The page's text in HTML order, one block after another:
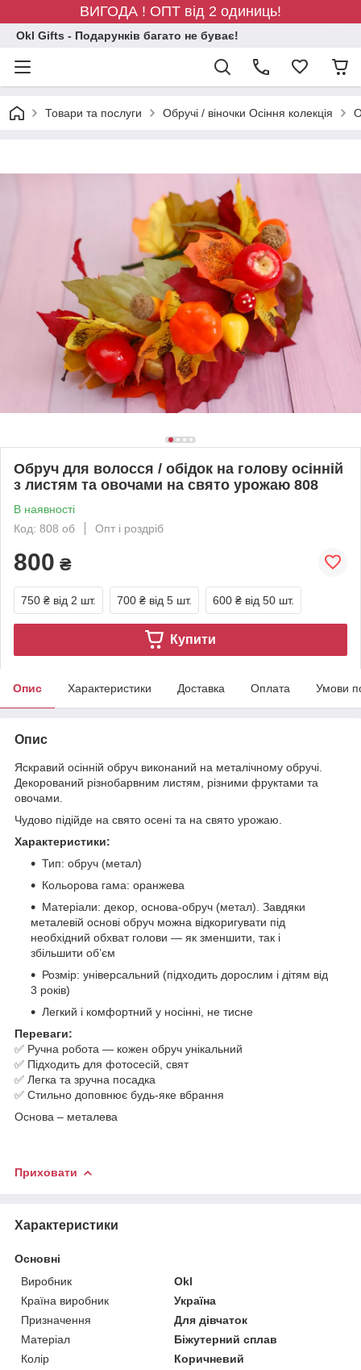
ВИГОДА ! ОПТ від 2 одиниць!
Okl Gifts - Подарунків багато не буває!
Товари та послуги Обручі / віночки Осіння колекція
Обруч для волосся / обідок на голову осінній
з листям та овочами на свято урожаю 808
В наявності
Код: 808 об
Опт і роздріб
800 ₴
750 ₴ від 2 шт. 700 ₴ від 5 шт. 600 ₴ від 50 шт.
Купити
Опис Характеристики Доставка Оплата Умови
Опис
Яскравий осінній обруч виконаний на металічному обручі.
Декорований різнобарвним листям, різними фруктами та
овочами.
Чудово підійде на свято осені та на свято урожаю.
Характеристики:
Тип: обруч (метал)
Кольорова гама: оранжева
Матеріали: декор, основа-обруч (метал). Завдяки
металевій основі обруч можна відкоригувати під
необхідний обхват голови — як зменшити, так і
збільшити об’єм
Розмір: універсальний (підходить дорослим і дітям від
3 років)
Легкий і комфортний у носінні, не тисне
Переваги:
✅ Ручна робота — кожен обруч унікальний
✅ Підходить для фотосесій, свят
✅ Легка та зручна посадка
✅ Стильно доповнює будь-яке вбрання
Основа – металева
Приховати
Характеристики
Основні
Виробник
Okl
Країна виробник
Україна
Призначення
Для дівчаток
Матеріал
Біжутерний сплав
Колір
Коричневий